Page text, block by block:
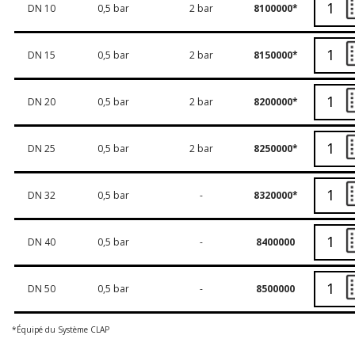
DN 10 0,5 bar 2 bar 8100000*
DN 15 0,5 bar 2 bar 8150000*
DN 20 0,5 bar 2 bar 8200000*
DN 25 0,5 bar 2 bar 8250000*
DN 32 0,5 bar - 8320000*
DN 40 0,5 bar - 8400000
DN 50 0,5 bar - 8500000
*Équipé du Système CLAP